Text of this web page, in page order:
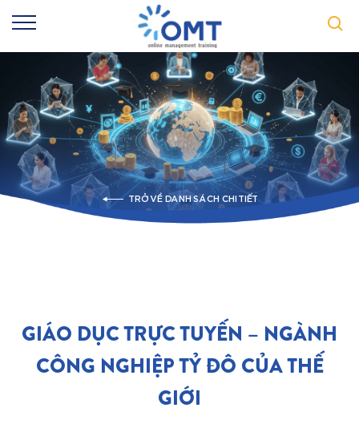
TRỞ VỀ DANH SÁCH CHI TIẾT
GIÁO DỤC TRỰC TUYẾN – NGÀNH
CÔNG NGHIỆP TỶ ĐÔ CỦA THẾ
GIỚI